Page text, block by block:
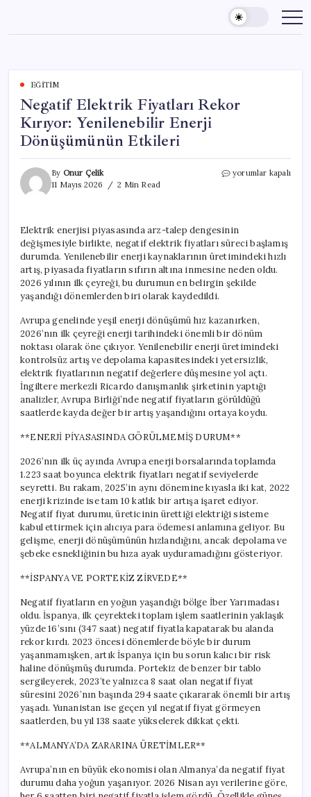
content
EĞITIM
Negatif Elektrik Fiyatları Rekor
Kırıyor: Yenilenebilir Enerji
Dönüşümünün Etkileri
By Onur Çelik
11 Mayıs 2026
2 Min Read
Negatif
Yenilenebilir
Enerji
Dönüşümünün
Etkileri
için
yorumlar kapalı
Elektrik enerjisi piyasasında arz-talep dengesinin
değişmesiyle birlikte, negatif elektrik fiyatları süreci başlamış
durumda. Yenilenebilir enerji kaynaklarının üretimindeki hızlı
artış, piyasada fiyatların sıfırın altına inmesine neden oldu.
2026 yılının ilk çeyreği, bu durumun en belirgin şekilde
yaşandığı dönemlerden biri olarak kaydedildi.
Avrupa genelinde yeşil enerji dönüşümü hız kazanırken,
2026’nın ilk çeyreği enerji tarihindeki önemli bir dönüm
noktası olarak öne çıkıyor. Yenilenebilir enerji üretimindeki
kontrolsüz artış ve depolama kapasitesindeki yetersizlik,
elektrik fiyatlarının negatif değerlere düşmesine yol açtı.
İngiltere merkezli Ricardo danışmanlık şirketinin yaptığı
analizler, Avrupa Birliği’nde negatif fiyatların görüldüğü
saatlerde kayda değer bir artış yaşandığını ortaya koydu.
**ENERJİ PİYASASINDA GÖRÜLMEMİŞ DURUM**
2026’nın ilk üç ayında Avrupa enerji borsalarında toplamda
1.223 saat boyunca elektrik fiyatları negatif seviyelerde
seyretti. Bu rakam, 2025’in aynı dönemine kıyasla iki kat, 2022
enerji krizinde ise tam 10 katlık bir artışa işaret ediyor.
Negatif fiyat durumu, üreticinin ürettiği elektriği sisteme
kabul ettirmek için alıcıya para ödemesi anlamına geliyor. Bu
gelişme, enerji dönüşümünün hızlandığını, ancak depolama ve
şebeke esnekliğinin bu hıza ayak uyduramadığını gösteriyor.
**İSPANYA VE PORTEKİZ ZİRVEDE**
Negatif fiyatların en yoğun yaşandığı bölge İber Yarımadası
oldu. İspanya, ilk çeyrekteki toplam işlem saatlerinin yaklaşık
yüzde 16’sını (347 saat) negatif fiyatla kapatarak bu alanda
rekor kırdı. 2023 öncesi dönemlerde böyle bir durum
yaşanmamışken, artık İspanya için bu sorun kalıcı bir risk
haline dönüşmüş durumda. Portekiz de benzer bir tablo
sergileyerek, 2023’te yalnızca 8 saat olan negatif fiyat
süresini 2026’nın başında 294 saate çıkararak önemli bir artış
yaşadı. Yunanistan ise geçen yıl negatif fiyat görmeyen
saatlerden, bu yıl 138 saate yükselerek dikkat çekti.
**ALMANYA’DA ZARARINA ÜRETİMLER**
Avrupa’nın en büyük ekonomisi olan Almanya’da negatif fiyat
durumu daha yoğun yaşanıyor. 2026 Nisan ayı verilerine göre,